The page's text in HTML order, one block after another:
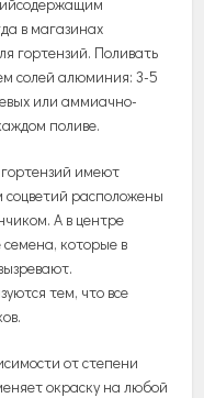
в магазинах
гортензий. Поливать
солей алюминия: 3-5
или аммиачно-
поливе.
имеют
расположены
А в центре
которые в
тем, что все
от степени
окраску на любой